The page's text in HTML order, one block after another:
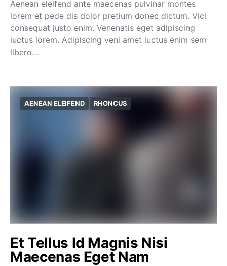
Aenean eleifend ante maecenas pulvinar montes
lorem et pede dis dolor pretium donec dictum. Vici
consequat justo enim. Venenatis eget adipiscing
luctus lorem. Adipiscing veni amet luctus enim sem
libero…
AENEAN ELEIFEND RHONCUS
Et Tellus Id Magnis Nisi
Maecenas Eget Nam